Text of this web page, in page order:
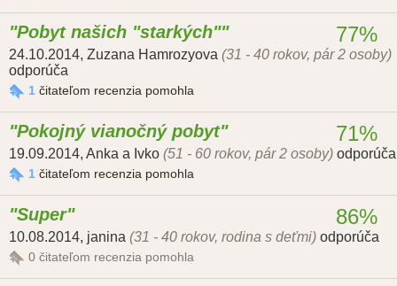
Pobyt našich "starkých"
24.10.2014, Zuzana Hamrozyova (31 - 40 rokov, pár 2 osoby)
odporúča
1 čitateľom recenzia pomohla
77%
Pokojný vianočný pobyt
19.09.2014, Anka a Ivko (51 - 60 rokov, pár 2 osoby) odporúča
1 čitateľom recenzia pomohla
71%
Super
10.08.2014, janina (31 - 40 rokov, rodina s deťmi) odporúča
0 čitateľom recenzia pomohla
86%